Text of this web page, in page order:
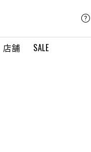
店舗 SALE